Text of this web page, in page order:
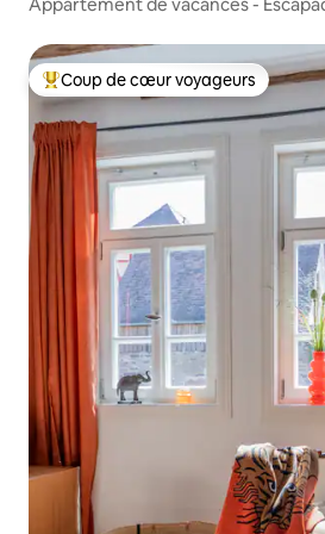
Appartement de vacances -
Coups de cœur voyageurs les plus
Coup de cœur voyageurs